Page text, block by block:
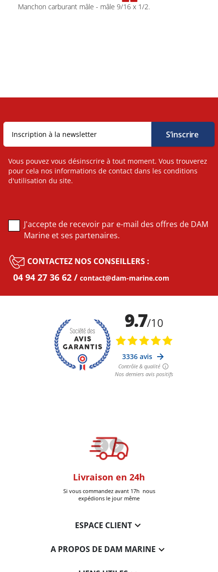
Manchon carburant mâle - mâle 9/16 x 1/2.
Livraison en 24h
Si vous commandez avant 17h nous
expédions le jour même
Vous pouvez vous désinscrire à tout moment. Vous trouverez
pour cela nos informations de contact dans les conditions
d'utilisation du site.
J'accepte de recevoir par e-mail des offres de DAM
Marine et ses partenaires.
CONTACTEZ NOS CONSEILLERS :
04 94 27 36 62 contact@dam-marine.com
ESPACE CLIENT
A PROPOS DE DAM MARINE 